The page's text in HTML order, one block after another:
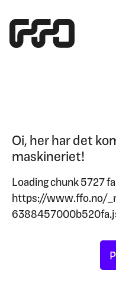
Oi, her har det
maskineriet!
Loading chunk 5727
https://www.ffo.no/